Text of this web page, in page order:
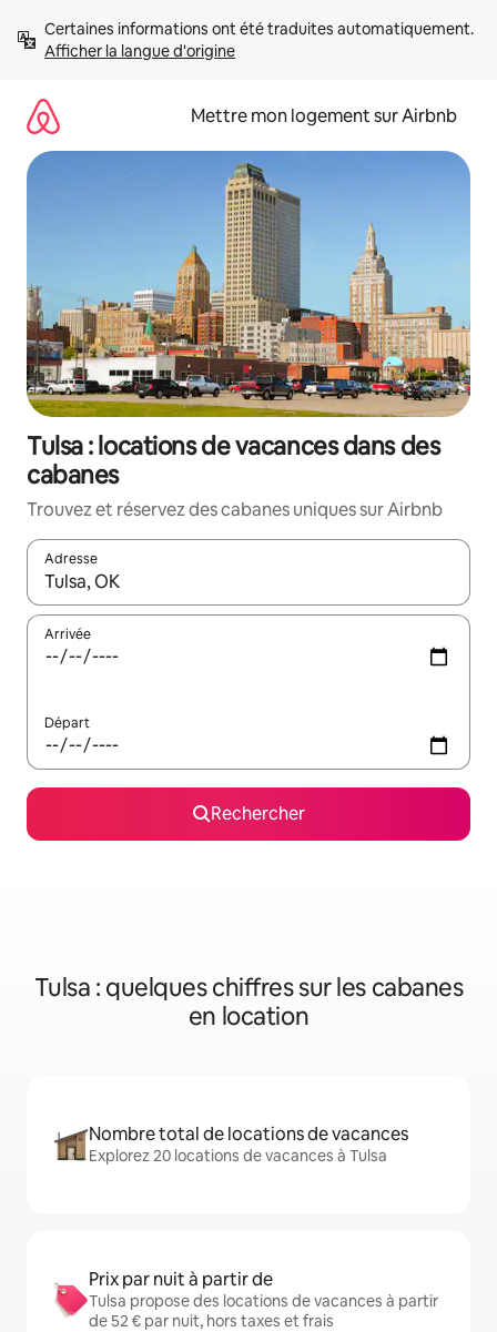
directement
Afficher la langue d'origine
Mettre mon logement sur Airbnb
Tulsa : locations de vacances dans des
cabanes
Trouvez et réservez des cabanes uniques sur Airbnb
Adresse
Lorsque les résultats s'affichent, utilisez les flèches vers le
Arrivée
Départ
Rechercher
Tulsa : quelques chiffres sur les cabanes
en location
Nombre total de locations de vacances
Explorez 20 locations de vacances à Tulsa
Prix par nuit à partir de
Tulsa propose des locations de vacances à partir
de 52 € par nuit, hors taxes et frais